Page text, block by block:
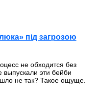
під загрозою
не обходится без
эти бейби
не так? Такое ощуще.